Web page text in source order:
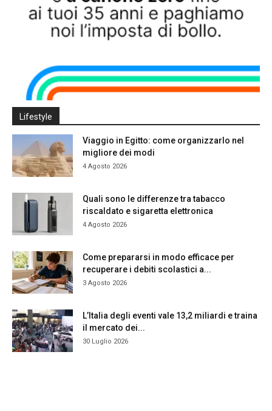
Lifestyle
Viaggio in Egitto: come organizzarlo nel
migliore dei modi
4 Agosto 2026
Quali sono le differenze tra tabacco
riscaldato e sigaretta elettronica
4 Agosto 2026
Come prepararsi in modo efficace per
recuperare i debiti scolastici a...
3 Agosto 2026
L’Italia degli eventi vale 13,2 miliardi e traina
il mercato dei...
30 Luglio 2026